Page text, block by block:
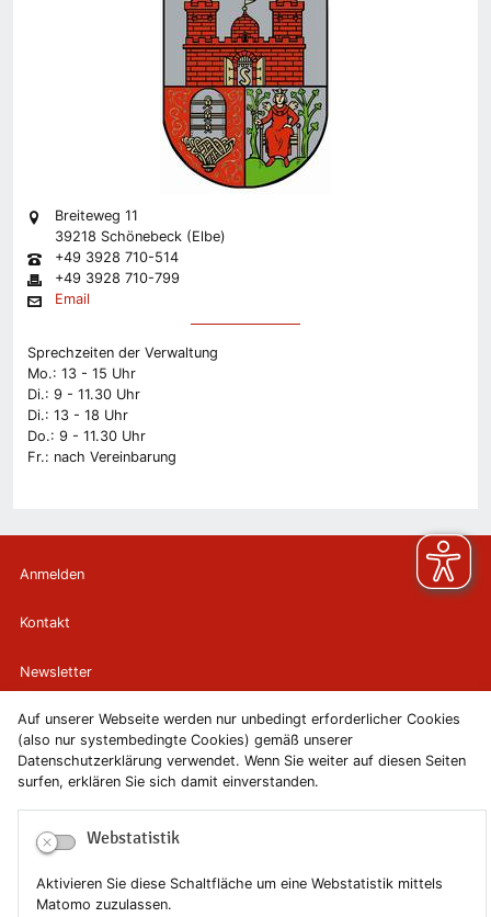
Auf unserer Webseite werden nur unbedingt erforderlicher Cookies
(also nur systembedingte Cookies) gemäß unserer
Datenschutzerklärung verwendet. Wenn Sie weiter auf diesen Seiten
surfen, erklären Sie sich damit einverstanden.
Webstatistik
Aktivieren Sie diese Schaltfläche um eine Webstatistik mittels
Matomo zuzulassen.
Breiteweg 11
39218 Schönebeck (Elbe)
+49 3928 710-514
+49 3928 710-799
Email
Sprechzeiten der Verwaltung
Mo.: 13 - 15 Uhr
Di.: 9 - 11.30 Uhr
Di.: 13 - 18 Uhr
Do.: 9 - 11.30 Uhr
Fr.: nach Vereinbarung
Anmelden
Kontakt
Newsletter
Newsletterabmeldung
Impressum